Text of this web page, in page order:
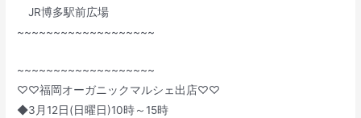
JR博多駅前広場
~~~~~~~~~~~~~~~~~~~
~~~~~~~~~~~~~~~~~~~
♡♡福岡オーガニックマルシェ出店♡♡
◆3月12日(日曜日)10時～15時